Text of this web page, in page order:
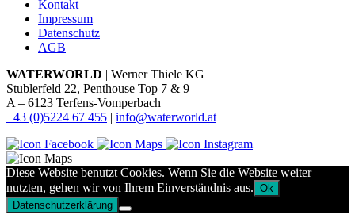
Kontakt
Impressum
Datenschutz
AGB
WATERWORLD | Werner Thiele KG
Stublerfeld 22, Penthouse Top 7 & 9
A – 6123 Terfens-Vomperbach
+43 (0)5224 67 455 | info@waterworld.at
Diese Website benutzt Cookies. Wenn Sie die Website weiter
nutzten, gehen wir von Ihrem Einverständnis aus. Ok
Datenschutzerklärung